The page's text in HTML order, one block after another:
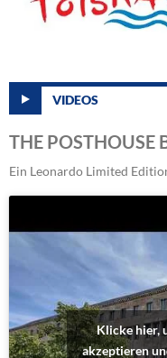
VIDEOS
THE POSTHOUSE
Ein Leonardo Limited
Klicke hier,
akzeptieren